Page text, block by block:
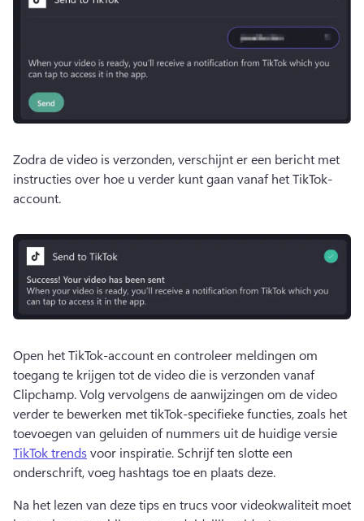
Zodra de video is verzonden, verschijnt er een bericht met
instructies over hoe u verder kunt gaan vanaf het TikTok-
account.
Open het TikTok-account en controleer meldingen om
toegang te krijgen tot de video die is verzonden vanaf
Clipchamp. Volg vervolgens de aanwijzingen om de video
verder te bewerken met tikTok-specifieke functies, zoals het
toevoegen van geluiden of nummers uit de huidige versie
TikTok trends voor inspiratie. Schrijf ten slotte een
onderschrift, voeg hashtags toe en plaats deze.
Na het lezen van deze tips en trucs voor videokwaliteit moet